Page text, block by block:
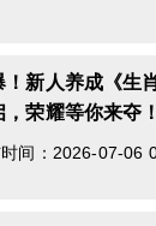
！新人养成《生
，荣耀等你来夺！
间：2026-07-06